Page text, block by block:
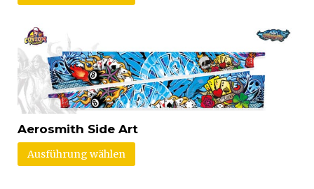
Aerosmith Side Art
Ausführung wählen